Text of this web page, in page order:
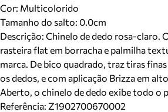
Cor: Multicolorido
Tamanho do salto: 0.0cm
Descrição: Chinelo de dedo rosa-claro.
rasteira flat em borracha e palmilha
marca. De bico quadrado, traz tiras
os dedos, e com aplicação Brizza em
Aberto, o chinelo de dedo exibe todo o
Referência: Z1902700670002